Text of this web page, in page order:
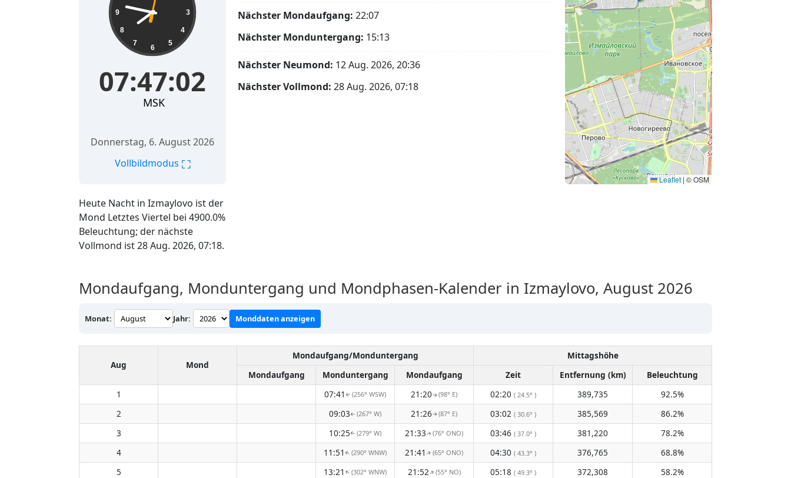
Heute Nacht in Izmaylovo ist der
Mond Letztes Viertel bei 4900.0%
Beleuchtung; der nächste
Vollmond ist 28 Aug. 2026, 07:18.
3
4
5
6
7
8
9
07:47:03
MSK
Donnerstag, 6. August 2026
Vollbildmodus ⛶
Nächster Mondaufgang: 22:07
Nächster Monduntergang: 15:13
Nächster Neumond: 12 Aug. 2026, 20:36
Nächster Vollmond: 28 Aug. 2026, 07:18
Leaflet | © OSM
Mondaufgang, Monduntergang und Mondphasen-Kalender in Izmaylovo, August 2026
Monat: Jahr: Monddaten anzeigen
Aug Mond
Mondaufgang/Monduntergang
Mittagshöhe
Mondaufgang
Monduntergang Mondaufgang Zeit Entfernung (km)
Beleuchtung
1
07:41 ↑(256° WSW) 21:20↑(98° E) 02:20 ( 24.5° ) 389,735
92.5%
2
09:03↑(267° W) 21:26↑(87° E) 03:02 ( 30.6° ) 385,569
86.2%
3
10:25↑(279° W) 21:33↑(76° ONO) 03:46 ( 37.0° ) 381,220
78.2%
4
11:51 ↑(290° WNW) 21:41 ↑(65° ONO) 04:30 ( 43.3° ) 376,765
68.8%
5
13:21↑(302° WNW) 21:52↑(55° NO) 05:18 ( 49.3° ) 372,308
58.2%